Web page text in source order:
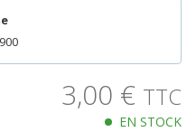
3,00 € TTC
EN STOCK